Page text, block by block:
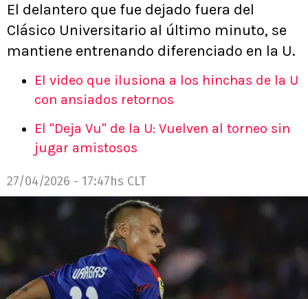
El delantero que fue dejado fuera del
Clásico Universitario al último minuto, se
mantiene entrenando diferenciado en la U.
El video que ilusiona a los hinchas de la U
con ansiados retornos
El "Deja Vu" de la U: Vuelven al torneo sin
jugar amistosos
27/04/2026 - 17:47hs CLT